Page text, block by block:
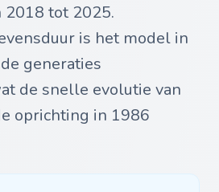
2018 tot 2025.
is het model in
generaties
de snelle evolutie van
oprichting in 1986